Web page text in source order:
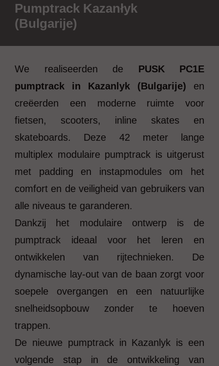
Pumptrack Kazanłyk
(Bulgarije)
We realiseerden de PUSK PC1E
pumptrack in Kazanlyk (Bulgarije) en
creëerden een moderne ruimte voor
fietsen, scooters, inline skates en
skateboards. Deze 42 meter lange
multiplex modulaire pumptrack is uitgerust
met padding en instapmodules om het
comfort en de veiligheid van gebruikers van
alle niveaus te garanderen.
Dankzij het modulaire ontwerp is de
pumptrack ideaal voor het leren en
ontwikkelen van rijtechnieken. De
dynamische lay-out van de baan zorgt voor
soepele overgangen en een natuurlijke
snelheidsopbouw zonder te hoeven
trappen.
De nieuwe pumptrack in Kazanlyk is een
volgende stap in de ontwikkeling van